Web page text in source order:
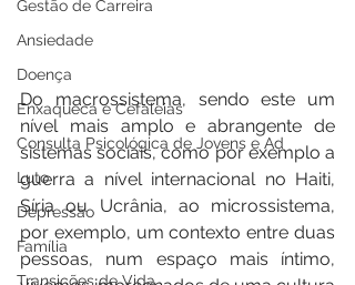
Gestão de Carreira
Ansiedade
Doença
Enxaqueca e Cefaleias
Consulta Psicológica de Jovens e Ad
Luto
Depressão
Família
Transições de Vida
Do macrossistema, sendo este um
nível mais amplo e abrangente de
sistemas sociais, como por exemplo a
guerra a nível internacional no Haiti,
Síria ou Ucrânia, ao microssistema,
por exemplo, um contexto entre duas
pessoas, num espaço mais íntimo,